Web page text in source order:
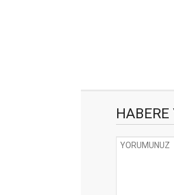
HABERE